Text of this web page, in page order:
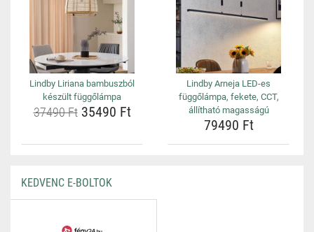
Lindby Liriana bambuszból
készült függőlámpa
37490 Ft35490 Ft
Lindby Arneja LED-es
függőlámpa, fekete, CCT,
állítható magasságú
79490 Ft
KEDVENC E-BOLTOK